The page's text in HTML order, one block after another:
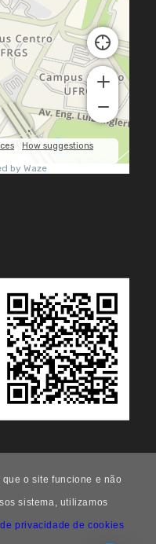
o site funcione e não
sistema, utilizamos
privacidade de cookies